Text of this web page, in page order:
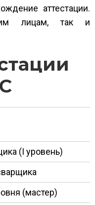
аттестации.
лицам, так и
(I уровень)
(мастер)